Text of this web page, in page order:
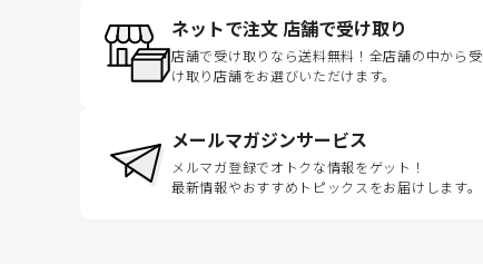
ネットで注文 店舗で受け取り
店舗で受け取りなら送料無料！全店舗の中から受
け取り店舗をお選びいただけます。
メールマガジンサービス
メルマガ登録でオトクな情報をゲット！
最新情報やおすすめトピックスをお届けします。